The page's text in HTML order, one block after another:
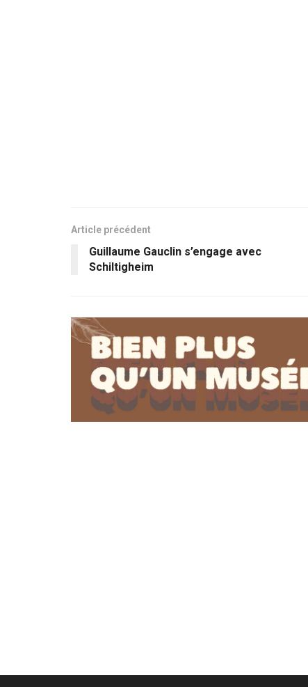
Article précédent
Guillaume Gauclin s’engage avec
Schiltigheim